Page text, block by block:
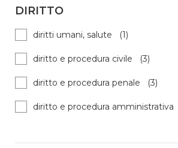
DIRITTO
diritti umani, salute (1)
diritto e procedura civile (3)
diritto e procedura penale (3)
diritto e procedura amministrativa